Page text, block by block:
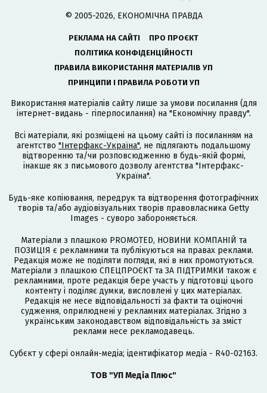
© 2005-2026, ЕКОНОМІЧНА ПРАВДА
РЕКЛАМА НА САЙТІ
ПРО ПРОЄКТ
ПОЛІТИКА КОНФІДЕНЦІЙНОСТІ
ПРАВИЛА ВИКОРИСТАННЯ МАТЕРІАЛІВ УП
ПРИНЦИПИ І ПРАВИЛА РОБОТИ УП
Використання матеріалів сайту лише за умови посилання (для
інтернет-видань - гіперпосилання) на "Економічну правду".
Всі матеріали, які розміщені на цьому сайті із посиланням на
агентство "Інтерфакс-Україна", не підлягають подальшому
відтворенню та/чи розповсюдженню в будь-якій формі,
інакше як з письмового дозволу агентства "Інтерфакс-
Україна".
Будь-яке копіювання, передрук та відтворення фотографічних
творів та/або аудіовізуальних творів правовласника Getty
Images - суворо забороняється.
Матеріали з плашкою PROMOTED, НОВИНИ КОМПАНІЙ та
ПОЗИЦІЯ є рекламними та публікуються на правах реклами.
Редакція може не поділяти погляди, які в них промотуються.
Матеріали з плашкою СПЕЦПРОЄКТ та ЗА ПІДТРИМКИ також є
рекламними, проте редакція бере участь у підготовці цього
контенту і поділяє думки, висловлені у цих матеріалах.
Редакція не несе відповідальності за факти та оціночні
судження, оприлюднені у рекламних матеріалах. Згідно з
українським законодавством відповідальність за зміст
реклами несе рекламодавець.
Cубєкт у сфері онлайн-медіа; ідентифікатор медіа - R40-02163.
ТОВ "УП Медіа Плюс"